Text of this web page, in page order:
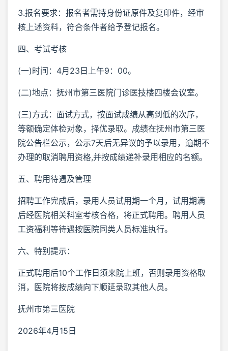
3.报名要求：报名者需持身份证原件及复印件，经审
核上述资料，符合条件者给予登记报名。
四、考试考核
(一)时间：4月23日上午9：00。
(二)地点：抚州市第三医院门诊医技楼四楼会议室。
(三)方式：面试方式，按面试成绩从高到低的次序，
等额确定体检对象，择优录取。成绩在抚州市第三医
院公告栏公示，公示7天后无异议的予以录用，逾期不
办理的取消聘用资格,并按成绩递补录用相应的名额。
五、聘用待遇及管理
招聘工作完成后，录用人员试用期一个月，试用期满
后经医院相关科室考核合格，将正式聘用。聘用人员
工资福利等待遇按医院同类人员标准执行。
六、特别提示：
正式聘用后10个工作日须来院上班，否则录用资格取
消，医院将按成绩向下顺延录取其他人员。
抚州市第三医院
2026年4月15日